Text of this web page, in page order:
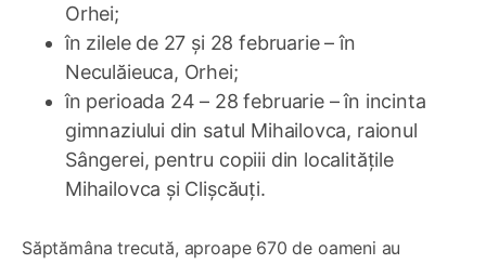
Orhei;
în zilele de 27 și 28 februarie – în
Neculăieuca, Orhei;
în perioada 24 – 28 februarie – în incinta
gimnaziului din satul Mihailovca, raionul
Sângerei, pentru copiii din localitățile
Mihailovca și Clișcăuți.
Săptămâna trecută, aproape 670 de oameni au